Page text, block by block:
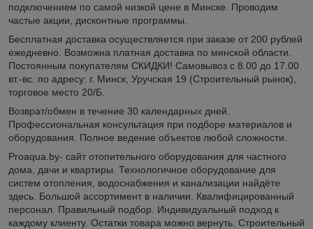
подключением по самой низкой цене в Минске. Проводим
частые акции, дисконтные программы.
Бесплатная доставка осуществляется при заказе от 200 рублей
ежедневно. Возможна платная доставка по минской области.
Постоянным покупателям СКИДКИ! Самовывоз с 8.00 до 17.00
вт.-вс. по адресу: г. Минск, Уручская 19 (Строительный рынок),
торговое место 20/Б.
Возврат/обмен в течение 30 календарных дней.
Профессиональная консультация при подборе материалов и
оборудования. Полное ведение объектов любой сложности.
Proaqua.by- сайт отопительного оборудования для частного
дома, дачи и квартиры. Технологичное оборудование для
систем отопления, водоснабжения и канализации найдёте
здесь. Большой ассортимент в наличии. Квалифицированный
персонал. Правильный подбор. Индивидуальный подход к
каждому клиенту. Остатки товара можно вернуть. Строительный